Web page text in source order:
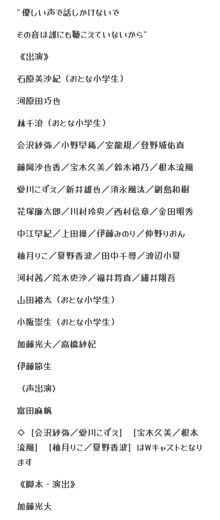
"優しい声で話しかけないで
その音は誰にも聴こえていないから"
《出演》
石原美沙紀（おとな小学生）
河原田巧也
林千浪（おとな小学生）
会沢紗弥／小野早稀／室龍規／登野城佑真
藤岡沙也香／宝木久美／鈴木裕乃／根本流風
愛川こずえ／新井雄也／須永風汰／副島和樹
花塚廉太郎／川村玲央／西村信章／金田明秀
中江早紀／上田操／伊藤みのり／仲野りおん
柚月りこ／夏野香波／田中千尋／渡辺小夏
河村茜／荒木吏沙／福井将真／細井翔吾
山田裕太（おとな小学生）
小阪崇生（おとな小学生）
加藤光大／高橋紗妃
伊藤節生
〈声出演〉
富田麻帆
◇［会沢紗弥／愛川こずえ］［宝木久美／根本
流風］［柚月りこ／夏野香波］はWキャストとなり
ます
《脚本・演出》
加藤光大